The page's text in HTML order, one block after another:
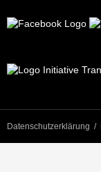
Datenschutzerklärung